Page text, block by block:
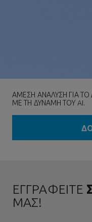
ΑΜΕΣΗ ΑΝΑΛΥΣΗ ΓΙΑ
ΜΕ ΤΗ ΔΥΝΑΜΗ ΤΟΥ AI.
ΕΓΓΡΑΦΕΙΤΕ
ΜΑΣ!